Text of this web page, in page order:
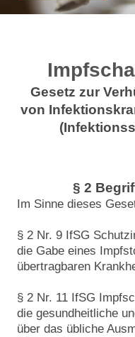
Gesetz zur
von
§ 2
Im Sinne dieses
§ 2 Nr. 9 IfSG
die Gabe eines
übertragbaren
§ 2 Nr. 11 IfSG
die gesundheitliche
über das übliche